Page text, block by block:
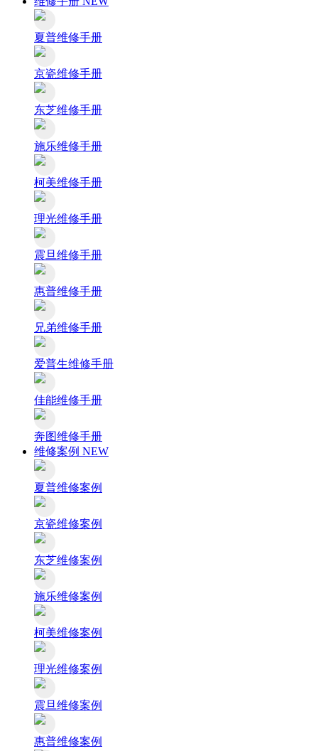
夏普维修手册
京瓷维修手册
东芝维修手册
施乐维修手册
柯美维修手册
理光维修手册
震旦维修手册
惠普维修手册
兄弟维修手册
爱普生维修手册
佳能维修手册
奔图维修手册
维修案例 NEW
夏普维修案例
京瓷维修案例
东芝维修案例
施乐维修案例
柯美维修案例
理光维修案例
震旦维修案例
惠普维修案例